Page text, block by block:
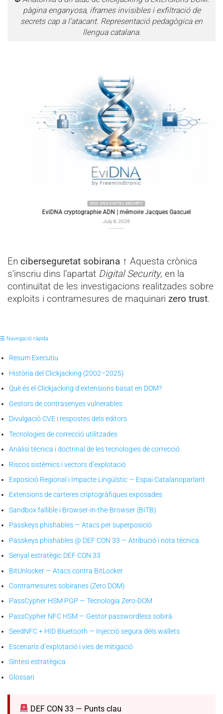
pàgina enganyosa, iframes invisibles i exfiltració de
secrets cap a l’atacant. Representació pedagògica en
llengua catalana.
2022 2026 DIGITAL SECURITY
EviDNA cryptographie ADN | mémoire Jacques Gascuel
July 8, 2026
En ciberseguretat sobirana ↑ Aquesta crònica
s’inscriu dins l’apartat Digital Security, en la
continuïtat de les investigacions realitzades sobre
exploits i contramesures de maquinari zero trust.
☰ Navegació ràpida
Resum Executiu
Història del Clickjacking (2002–2025)
Què és el Clickjacking d’extensions basat en DOM?
Gestors de contrasenyes vulnerables
Divulgació CVE i respostes dels editors
Tecnologies de correcció utilitzades
Anàlisi tècnica i doctrinal de les tecnologies de correcció
Riscos sistèmics i vectors d’explotació
Exposició Regional i Impacte Lingüístic — Espai Catalanoparlant
Extensions de carteres criptogràfiques exposades
Sandbox fallible i Browser-in-the-Browser (BITB)
Passkeys phishables — Atacs per superposició
Passkeys phishables @ DEF CON 33 — Atribució i nota tècnica
Senyal estratègic DEF CON 33
BitUnlocker — Atacs contra BitLocker
Contramesures sobiranes (Zero DOM)
PassCypher HSM PGP — Tecnologia Zero-DOM
PassCypher NFC HSM — Gestor passwordless sobirà
SeedNFC + HID Bluetooth — Injecció segura dels wallets
Escenaris d’explotació i vies de mitigació
Síntesi estratègica
Glossari
DEF CON 33 — Punts clau